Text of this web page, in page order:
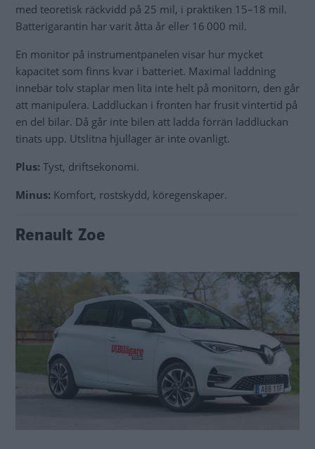
med teoretisk räckvidd på 25 mil, i praktiken 15–18 mil.
Batterigarantin har varit åtta år eller 16 000 mil.
En monitor på instrumentpanelen visar hur mycket
kapacitet som finns kvar i batteriet. Maximal laddning
innebär tolv staplar men lita inte helt på monitorn, den går
att manipulera. Laddluckan i fronten har frusit vintertid på
en del bilar. Då går inte bilen att ladda förrän laddluckan
tinats upp. Utslitna hjullager är inte ovanligt.
Plus: Tyst, driftsekonomi.
Minus: Komfort, rostskydd, köregenskaper.
Renault Zoe